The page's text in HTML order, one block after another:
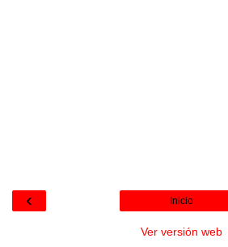
‹ Inicio
Ver versión web